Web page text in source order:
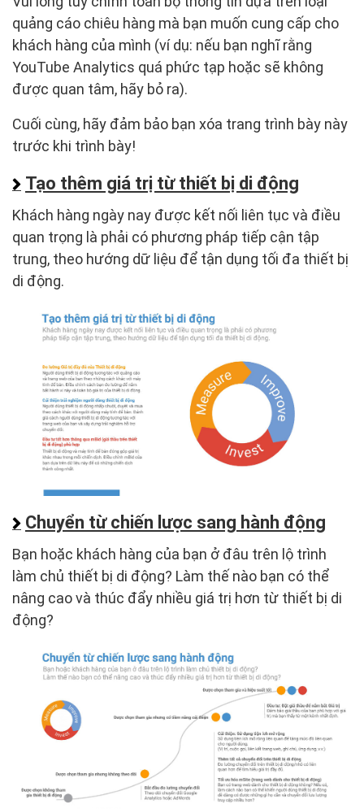
quảng cáo chiêu hàng mà bạn muốn cung cấp cho
khách hàng của mình (ví dụ: nếu bạn nghĩ rằng
YouTube Analytics quá phức tạp hoặc sẽ không
được quan tâm, hãy bỏ ra).
Cuối cùng, hãy đảm bảo bạn xóa trang trình bày này
trước khi trình bày!
Tạo thêm giá trị từ thiết bị di động
Khách hàng ngày nay được kết nối liên tục và điều
quan trọng là phải có phương pháp tiếp cận tập
trung, theo hướng dữ liệu để tận dụng tối đa thiết bị
di động.
Chuyển từ chiến lược sang hành động
Bạn hoặc khách hàng của bạn ở đâu trên lộ trình
làm chủ thiết bị di động? Làm thế nào bạn có thể
nâng cao và thúc đẩy nhiều giá trị hơn từ thiết bị di
động?